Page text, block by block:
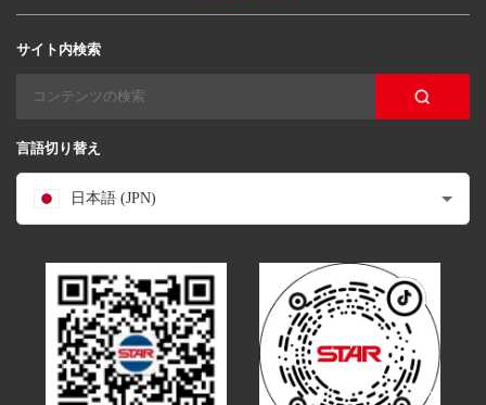
サイト内検索
言語切り替え
日本語 (JPN)